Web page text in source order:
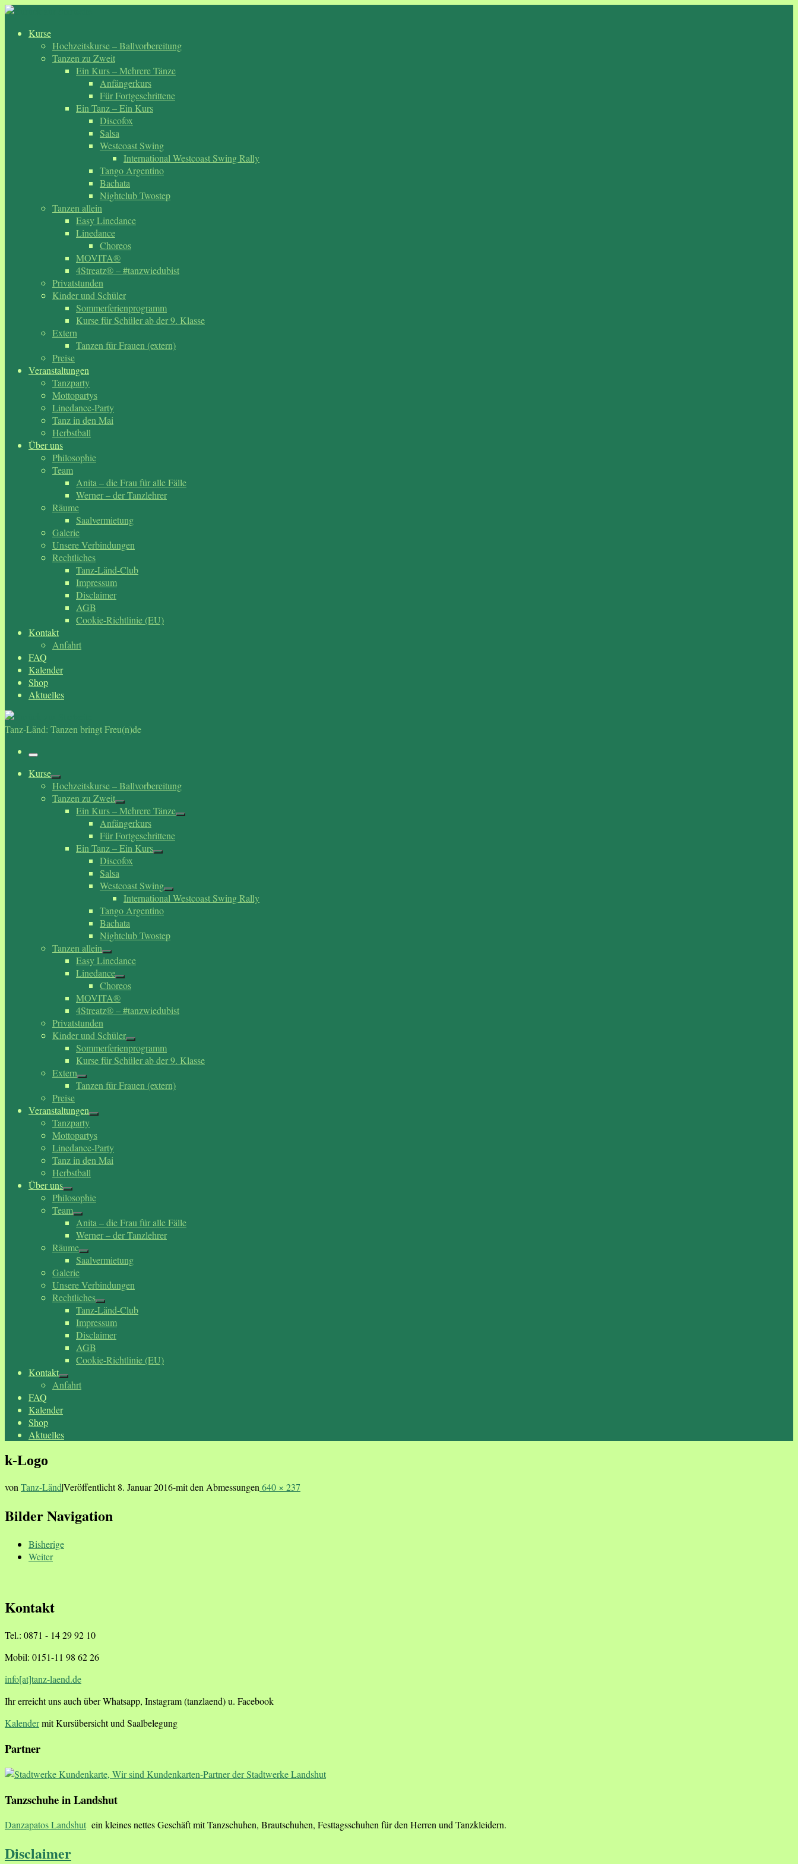
Zum
springenKurse
Hochzeitskurse – Ballvorbereitung
Tanzen zu Zweit
Ein Kurs – Mehrere Tänze
Anfängerkurs
Für Fortgeschrittene
Ein Tanz – Ein Kurs
Discofox
Salsa
Westcoast Swing
International Westcoast Swing Rally
Tango Argentino
Bachata
Nightclub Twostep
Tanzen allein
Easy Linedance
Linedance
Choreos
MOVITA®
4Streatz® – #tanzwiedubist
Privatstunden
Kinder und Schüler
Sommerferienprogramm
Kurse für Schüler ab der 9. Klasse
Extern
Tanzen für Frauen (extern)
Preise
Veranstaltungen
Tanzparty
Mottopartys
Linedance-Party
Tanz in den Mai
Herbstball
Über uns
Philosophie
Team
Anita – die Frau für alle Fälle
Werner – der Tanzlehrer
Räume
Saalvermietung
Galerie
Unsere Verbindungen
Rechtliches
Tanz-Länd-Club
Impressum
Disclaimer
AGB
Cookie-Richtlinie (EU)
Kontakt
Anfahrt
FAQ
Kalender
Shop
Aktuelles
Tanz-Länd: Tanzen bringt Freu(n)de
Menü
Kurse
Hochzeitskurse – Ballvorbereitung
Tanzen zu Zweit
Ein Kurs – Mehrere Tänze
Anfängerkurs
Für Fortgeschrittene
Ein Tanz – Ein Kurs
Discofox
Salsa
Westcoast Swing
International Westcoast Swing Rally
Tango Argentino
Bachata
Nightclub Twostep
Tanzen allein
Easy Linedance
Linedance
Choreos
MOVITA®
4Streatz® – #tanzwiedubist
Privatstunden
Kinder und Schüler
Sommerferienprogramm
Kurse für Schüler ab der 9. Klasse
Extern
Tanzen für Frauen (extern)
Preise
Veranstaltungen
Tanzparty
Mottopartys
Linedance-Party
Tanz in den Mai
Herbstball
Über uns
Philosophie
Team
Anita – die Frau für alle Fälle
Werner – der Tanzlehrer
Räume
Saalvermietung
Galerie
Unsere Verbindungen
Rechtliches
Tanz-Länd-Club
Impressum
Disclaimer
AGB
Cookie-Richtlinie (EU)
Kontakt
Anfahrt
FAQ
Kalender
Shop
Aktuelles
k-Logo
von Tanz-Länd|Veröffentlicht8. Januar 2016-mit den Abmessungen 640 × 237
Bilder Navigation
Bisherige
Weiter
Kontakt
Tel.: 0871 - 14 29 92 10
Mobil: 0151-11 98 62 26
info[at]tanz-laend.de
Ihr erreicht uns auch über Whatsapp, Instagram (tanzlaend) u. Facebook
Kalendermit Kursübersicht und Saalbelegung
Partner
Tanzschuhe in Landshut
Danzapatos Landshut ein kleines nettes Geschäft mit Tanzschuhen, Brautschuhen, Festtagsschuhen für den Herren und Tanzkleidern.
Disclaimer